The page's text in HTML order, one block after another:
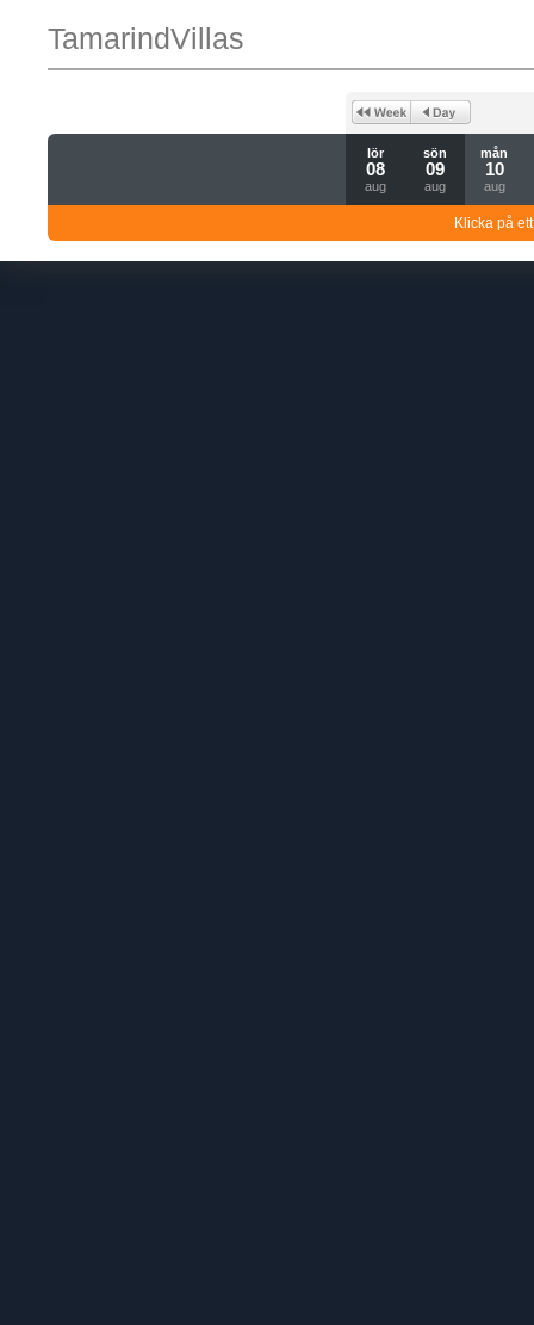
TamarindVillas
lör
08
aug
sön
09
aug
mån
10
aug
Klicka på